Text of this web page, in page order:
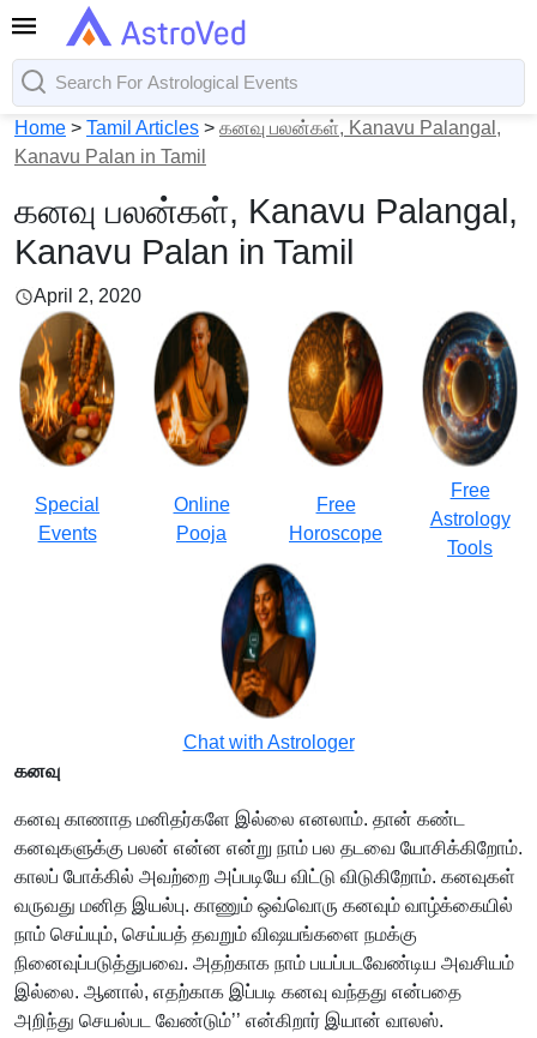
Home > Tamil Articles > கனவு பலன்கள், Kanavu Palangal,
Kanavu Palan in Tamil
கனவு பலன்கள், Kanavu Palangal,
Kanavu Palan in Tamil
April 2, 2020
Special
Events
Online
Pooja
Free
Horoscope
Free
Astrology
Tools
Chat with Astrologer
கனவு
கனவு காணாத மனிதர்களே இல்லை எனலாம். தான் கண்ட
கனவுகளுக்கு பலன் என்ன என்று நாம் பல தடவை யோசிக்கிறோம்.
காலப் போக்கில் அவற்றை அப்படியே விட்டு விடுகிறோம். கனவுகள்
வருவது மனித இயல்பு. காணும் ஒவ்வொரு கனவும் வாழ்க்கையில்
நாம் செய்யும், செய்யத் தவறும் விஷயங்களை நமக்கு
நினைவுப்படுத்துபவை. அதற்காக நாம் பயப்படவேண்டிய அவசியம்
இல்லை. ஆனால், எதற்காக இப்படி கனவு வந்தது என்பதை
அறிந்து செயல்பட வேண்டும்’’ என்கிறார் இயான் வாலஸ்.